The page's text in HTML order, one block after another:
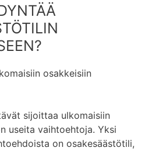
osakkeisiin
sijoittaa ulkomaisiin
useita vaihtoehtoja. Yksi
on osakesäästötili,